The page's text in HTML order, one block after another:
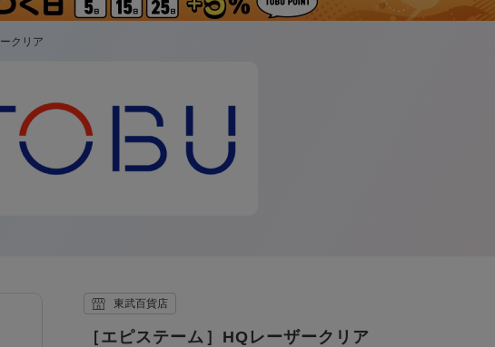
クリア
［エピステーム］HQレーザークリア
東武百貨店